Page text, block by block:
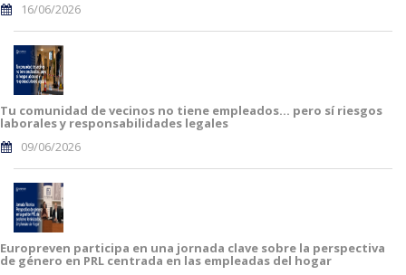
16/06/2026
Tu comunidad de vecinos no tiene empleados… pero sí riesgos
laborales y responsabilidades legales
09/06/2026
Europreven participa en una jornada clave sobre la perspectiva
de género en PRL centrada en las empleadas del hogar